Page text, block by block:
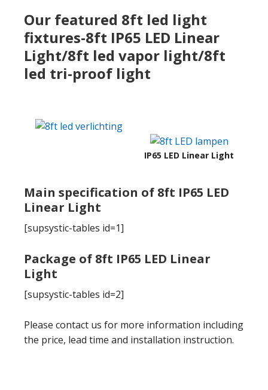
Our featured 8ft led light
fixtures-8ft IP65 LED Linear
Light/8ft led vapor light/8ft
led tri-proof light
IP65 LED Linear Light
Main specification of 8ft IP65 LED
Linear Light
[supsystic-tables id=1]
Package of 8ft IP65 LED Linear
Light
[supsystic-tables id=2]
Please contact us for more information including
the price, lead time and installation instruction.